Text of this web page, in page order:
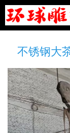
不锈钢大